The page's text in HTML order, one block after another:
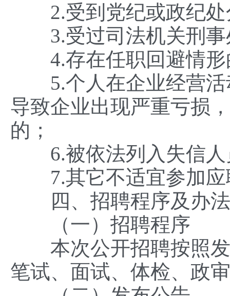
2.受到党纪或政纪处
3.受过司法机关刑事
4.存在任职回避情形
5.个人在企业经营活
导致企业出现严重亏损
的；
6.被依法列入失信人
7.其它不适宜参加应
四、招聘程序及办法
（一）招聘程序
本次公开招聘按照发
笔试、面试、体检、政